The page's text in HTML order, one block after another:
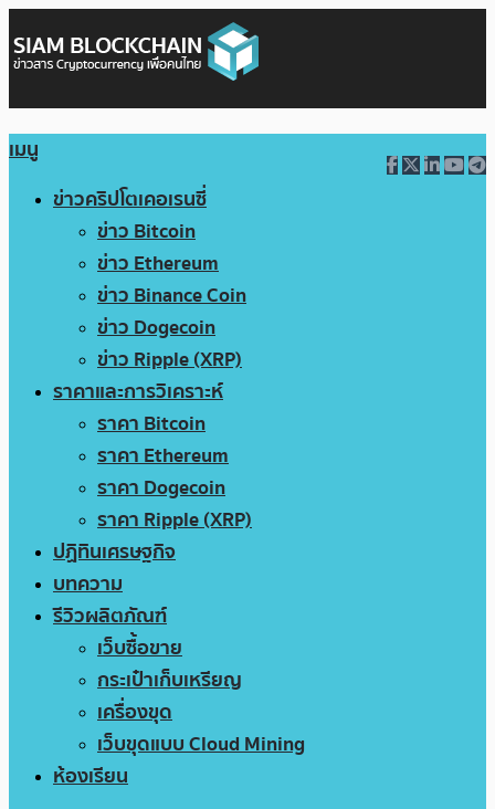
เมนู
ข่าวคริปโตเคอเรนซี่
ข่าว Bitcoin
ข่าว Ethereum
ข่าว Binance Coin
ข่าว Dogecoin
ข่าว Ripple (XRP)
ราคาและการวิเคราะห์
ราคา Bitcoin
ราคา Ethereum
ราคา Dogecoin
ราคา Ripple (XRP)
ปฏิทินเศรษฐกิจ
บทความ
รีวิวผลิตภัณฑ์
เว็บซื้อขาย
กระเป๋าเก็บเหรียญ
เครื่องขุด
เว็บขุดแบบ Cloud Mining
ห้องเรียน